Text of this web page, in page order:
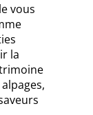
vous
la